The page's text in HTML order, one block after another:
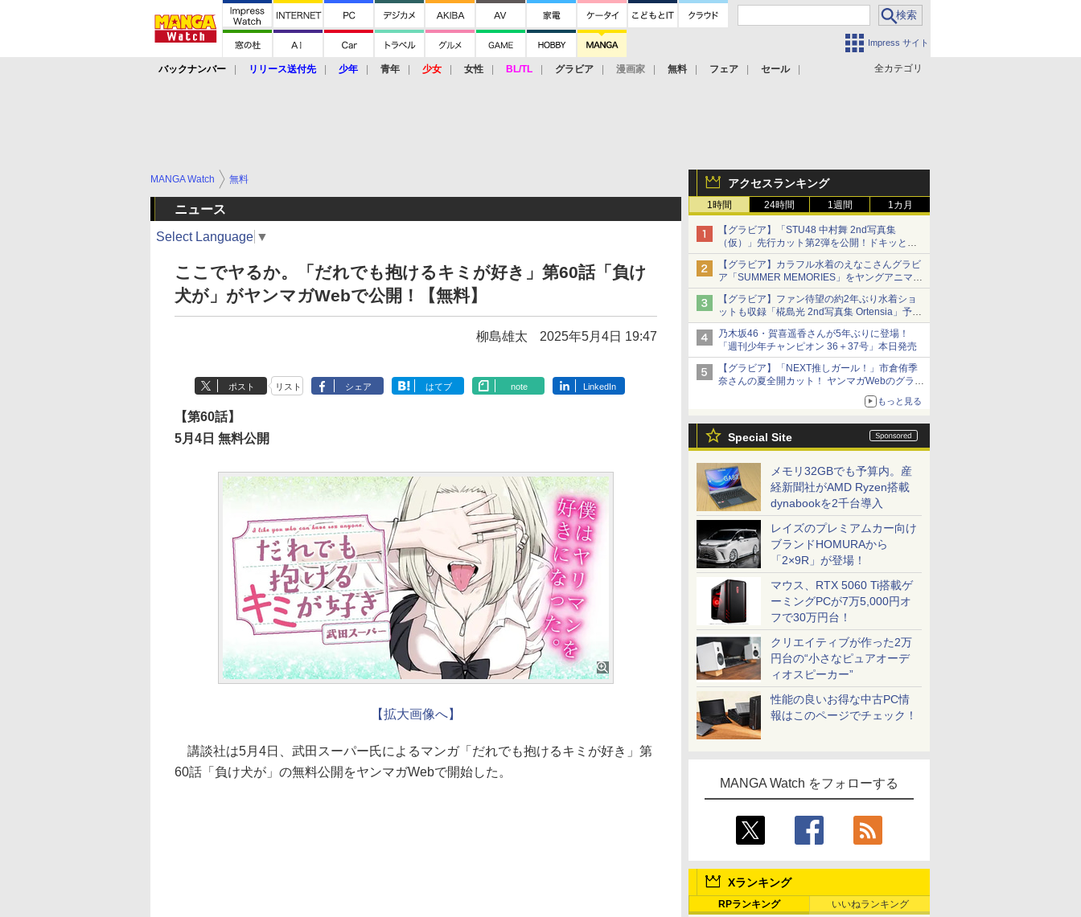
Impress サイト
全カテゴリ
バックナンバー リリース送付先 少年 青年 少女 女性 BL/TL グラビア 漫画家 無料 フェア セール
アクセスランキング
1時間 24時間 1週間 1カ月
【グラビア】「STU48 中村舞 2nd写真集
（仮）」先行カット第2弾を公開！ドキッとす
るランジェリーカットなど新たな挑戦
【グラビア】カラフル水着のえなこさんグラビ
ア「SUMMER MEMORIES」をヤングアニマル
Webで公開中
【グラビア】ファン待望の約2年ぶり水着ショ
ットも収録「椛島光 2nd写真集 Ortensia」予約
受付開始
10月30日発売
乃木坂46・賀喜遥香さんが5年ぶりに登場！
「週刊少年チャンピオン 36＋37号」本日発売
【グラビア】「NEXT推しガール！」市倉侑季
奈さんの夏全開カット！ ヤンマガWebのグラビ
もっと見る
Special Site
メモリ32GBでも予算内。産
経新聞社がAMD Ryzen搭載
dynabookを2千台導入
レイズのプレミアムカー向け
ブランドHOMURAから
「2×9R」が登場！
マウス、RTX 5060 Ti搭載ゲ
ーミングPCが7万5,000円オ
フで30万円台！
クリエイティブが作った2万
円台の“小さなピュアオーデ
ィオスピーカー”
性能の良いお得な中古PC情
報はこのページでチェック！
MANGA Watch をフォローする
Xランキング
RPランキング いいねランキング
MANGA Watch 無料
ニュース
Select Language ▼
ここでヤるか。「だれでも抱けるキミが好き」第60話「負け
犬が」がヤンマガWebで公開！【無料】
柳島雄太 2025年5月4日 19:47
ポスト リスト シェア はてブ note LinkedIn
【第60話】
5月4日 無料公開
【拡大画像へ】
講談社は5月4日、武田スーパー氏によるマンガ「だれでも抱けるキミが好き」第
60話「負け犬が」の無料公開をヤンマガWebで開始した。